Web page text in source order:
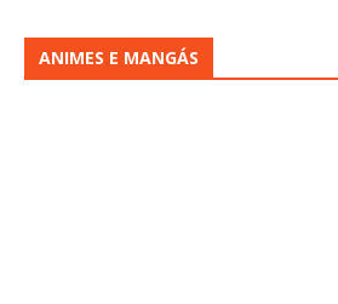
ANIMES E MANGÁS